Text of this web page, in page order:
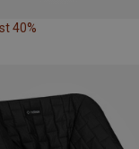
40%